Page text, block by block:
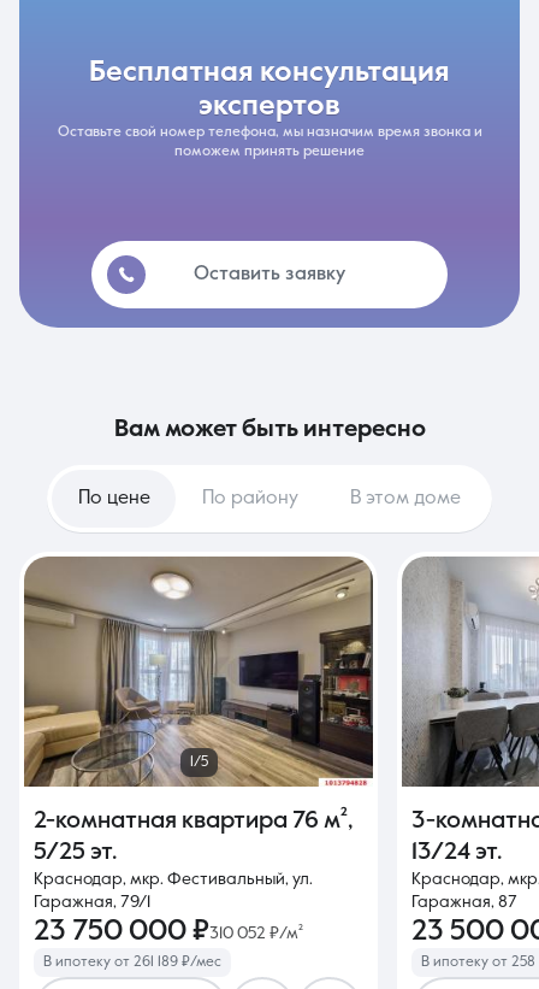
бесплатная консультация
экспертов
Оставьте свой номер телефона, мы назначим время звонка и
поможем принять решение
Оставить заявку
вам может быть интересно
По цене По району В этом доме
1/5
2-комнатная квартира 76 м²,
5/25 эт.
Краснодар, мкр. Фестивальный, ул.
Гаражная, 79/1
23 750 000 ₽310 052 ₽/м²
В ипотеку от 261 189 ₽/мес
3-
13/24 эт.
Краснодар,
Гаражная, 87
23 500
В ипотеку от